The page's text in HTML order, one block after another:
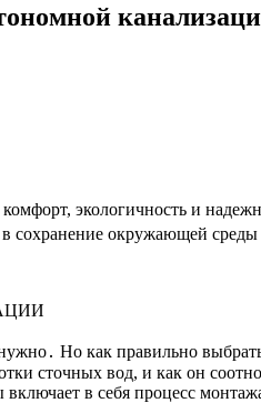
экологичность и
окружающей среды
Но как правильно
сточных вод, и как он
в себя процесс